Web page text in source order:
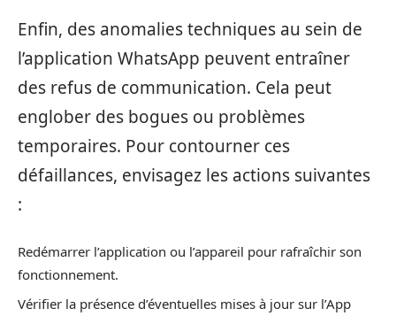
Enfin, des anomalies techniques au sein de
l’application WhatsApp peuvent entraîner
des refus de communication. Cela peut
englober des bogues ou problèmes
temporaires. Pour contourner ces
défaillances, envisagez les actions suivantes
:
Redémarrer l’application ou l’appareil pour rafraîchir son
fonctionnement.
Vérifier la présence d’éventuelles mises à jour sur l’App